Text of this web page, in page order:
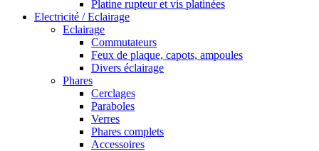
Platine rupteur et vis platinées
Electricité / Eclairage
Eclairage
Commutateurs
Feux de plaque, capots, ampoules
Divers éclairage
Phares
Cerclages
Paraboles
Verres
Phares complets
Accessoires